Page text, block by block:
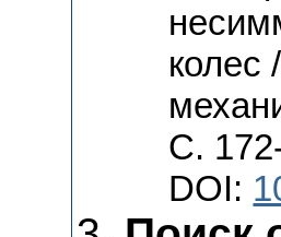
колес
С.
DOI: